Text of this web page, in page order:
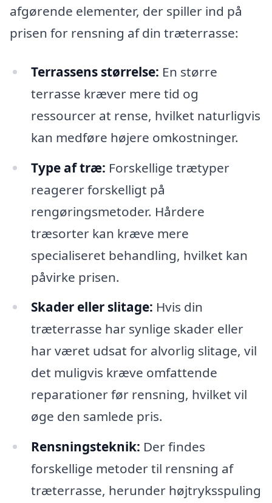
afgørende elementer, der spiller ind på
prisen for rensning af din træterrasse:
Terrassens størrelse: En større
terrasse kræver mere tid og
ressourcer at rense, hvilket naturligvis
kan medføre højere omkostninger.
Type af træ: Forskellige trætyper
reagerer forskelligt på
rengøringsmetoder. Hårdere
træsorter kan kræve mere
specialiseret behandling, hvilket kan
påvirke prisen.
Skader eller slitage: Hvis din
træterrasse har synlige skader eller
har været udsat for alvorlig slitage, vil
det muligvis kræve omfattende
reparationer før rensning, hvilket vil
øge den samlede pris.
Rensningsteknik: Der findes
forskellige metoder til rensning af
træterrasse, herunder højtryksspuling